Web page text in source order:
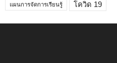
แผนการจัดการเรียนรู้ โควิด 19